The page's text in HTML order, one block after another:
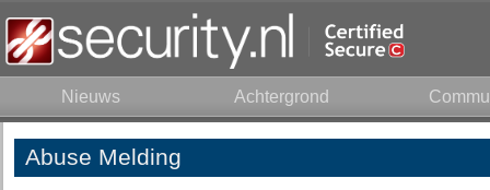
Nieuws Achtergrond
Abuse Melding